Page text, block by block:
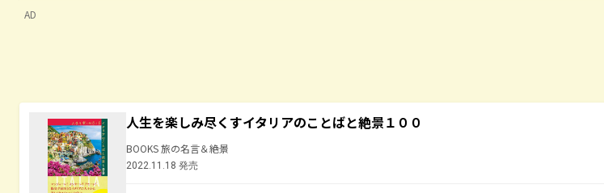
AD
人生を楽しみ尽くすイタリアのことばと絶景１００
BOOKS 旅の名言＆絶景
2022.11.18 発売